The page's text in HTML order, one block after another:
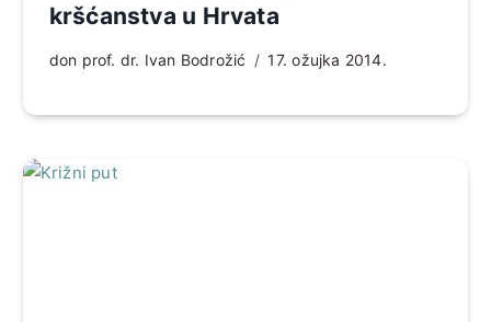
kršćanstva u Hrvata
don prof. dr. Ivan Bodrožić 17. ožujka 2014.